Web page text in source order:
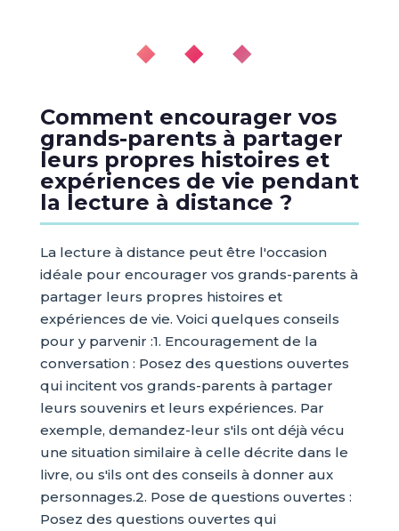
◆ ◆ ◆
Comment encourager vos
grands-parents à partager
leurs propres histoires et
expériences de vie pendant
la lecture à distance ?
La lecture à distance peut être l'occasion
idéale pour encourager vos grands-parents à
partager leurs propres histoires et
expériences de vie. Voici quelques conseils
pour y parvenir :1. Encouragement de la
conversation : Posez des questions ouvertes
qui incitent vos grands-parents à partager
leurs souvenirs et leurs expériences. Par
exemple, demandez-leur s'ils ont déjà vécu
une situation similaire à celle décrite dans le
livre, ou s'ils ont des conseils à donner aux
personnages.2. Pose de questions ouvertes :
Posez des questions ouvertes qui